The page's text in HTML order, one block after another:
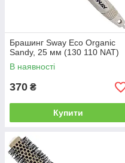
Брашинг Sway Eco Organic
Sandy, 25 мм (130 110 NAT)
В наявності
370 ₴
Купити